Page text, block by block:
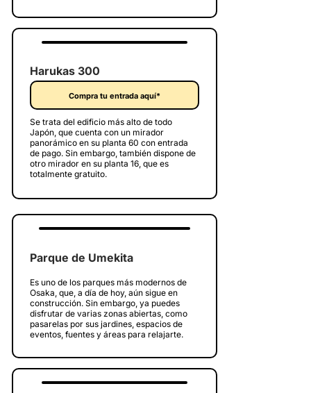
Harukas 300
Compra tu entrada aquí*
Se trata del edificio más alto de todo
Japón, que cuenta con un mirador
panorámico en su planta 60 con entrada
de pago. Sin embargo, también dispone de
otro mirador en su planta 16, que es
totalmente gratuito.
Parque de Umekita
Es uno de los parques más modernos de
Osaka, que, a día de hoy, aún sigue en
construcción. Sin embargo, ya puedes
disfrutar de varias zonas abiertas, como
pasarelas por sus jardines, espacios de
eventos, fuentes y áreas para relajarte.